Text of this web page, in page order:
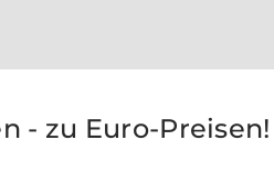
- zu Euro-Preisen!